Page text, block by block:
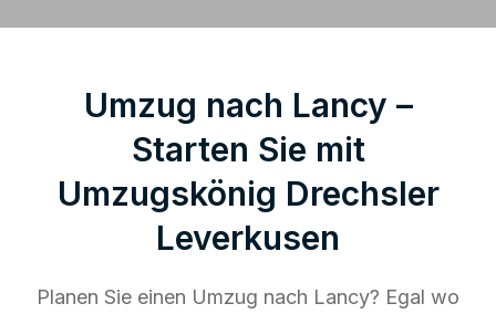
Umzug nach Lancy –
Starten Sie mit
Umzugskönig Drechsler
Leverkusen
Planen Sie einen Umzug nach Lancy? Egal wo